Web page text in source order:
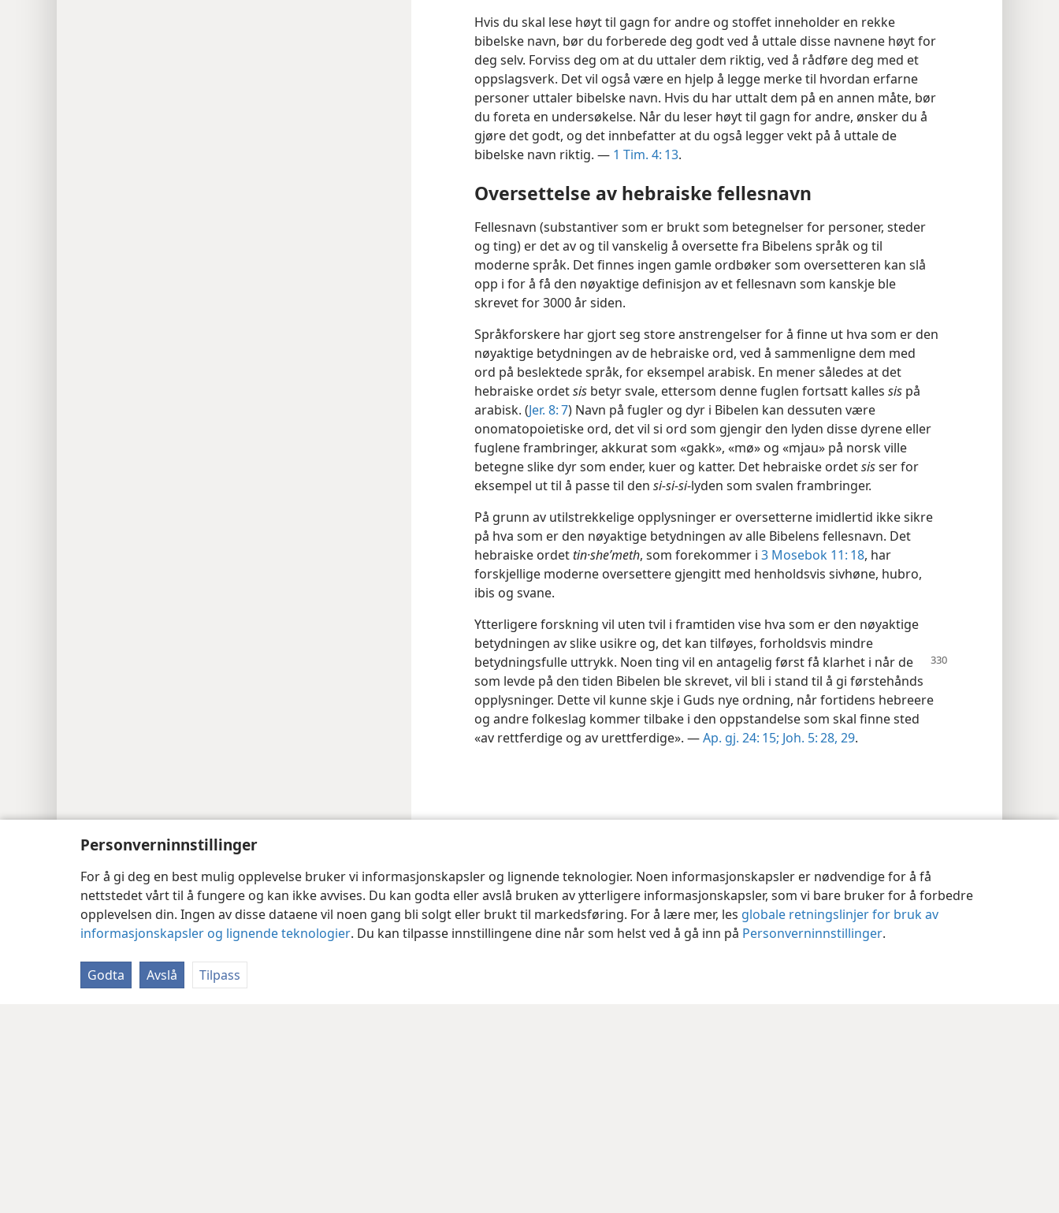
Personverninnstillinger
For å gi deg en best mulig opplevelse bruker vi informasjonskapsler og lignende teknologier. Noen informasjonskapsler er nødvendige for å få
nettstedet vårt til å fungere og kan ikke avvises. Du kan godta eller avslå bruken av ytterligere informasjonskapsler, som vi bare bruker for å forbedre
opplevelsen din. Ingen av disse dataene vil noen gang bli solgt eller brukt til markedsføring. For å lære mer, les globale retningslinjer for bruk av
informasjonskapsler og lignende teknologier. Du kan tilpasse innstillingene dine når som helst ved å gå inn på Personverninnstillinger.
Godta Avslå Tilpass
Hvis du skal lese høyt til gagn for andre og stoffet inneholder en rekke
bibelske navn, bør du forberede deg godt ved å uttale disse navnene høyt for
deg selv. Forviss deg om at du uttaler dem riktig, ved å rådføre deg med et
oppslagsverk. Det vil også være en hjelp å legge merke til hvordan erfarne
personer uttaler bibelske navn. Hvis du har uttalt dem på en annen måte, bør
du foreta en undersøkelse. Når du leser høyt til gagn for andre, ønsker du å
gjøre det godt, og det innbefatter at du også legger vekt på å uttale de
bibelske navn riktig. — 1 Tim. 4: 13.
Oversettelse av hebraiske fellesnavn
Fellesnavn (substantiver som er brukt som betegnelser for personer, steder
og ting) er det av og til vanskelig å oversette fra Bibelens språk og til
moderne språk. Det finnes ingen gamle ordbøker som oversetteren kan slå
opp i for å få den nøyaktige definisjon av et fellesnavn som kanskje ble
skrevet for 3000 år siden.
Språkforskere har gjort seg store anstrengelser for å finne ut hva som er den
nøyaktige betydningen av de hebraiske ord, ved å sammenligne dem med
ord på beslektede språk, for eksempel arabisk. En mener således at det
hebraiske ordetsis betyr svale, ettersom denne fuglen fortsatt kalles sis på
arabisk. (Jer. 8: 7) Navn på fugler og dyr i Bibelen kan dessuten være
onomatopoietiske ord, det vil si ord som gjengir den lyden disse dyrene eller
fuglene frambringer, akkurat som «gakk», «mø» og «mjau» på norsk ville
betegne slike dyr som ender, kuer og katter. Det hebraiske ordetsisser for
eksempel ut til å passe til den si-si-si-lyden som svalen frambringer.
På grunn av utilstrekkelige opplysninger er oversetterne imidlertid ikke sikre
på hva som er den nøyaktige betydningen av alle Bibelens fellesnavn. Det
hebraiske ordet tin·she’meth, som forekommer i 3 Mosebok 11: 18, har
forskjellige moderne oversettere gjengitt med henholdsvis sivhøne, hubro,
ibis og svane.
Ytterligere forskning vil uten tvil i framtiden vise hva som er den nøyaktige
betydningen av slike usikre og, det kan tilføyes, forholdsvis mindre
betydningsfulle uttrykk. Noen ting vil en antagelig først få klarhet i når de
som levde på den tiden Bibelen ble skrevet, vil bli i stand til å gi førstehånds
opplysninger. Dette vil kunne skje i Guds nye ordning, når fortidens hebreere
og andre folkeslag kommer tilbake i den oppstandelse som skal finne sted
«av rettferdige og av urettferdige». —Ap. gj. 24: 15; Joh. 5: 28, 29.